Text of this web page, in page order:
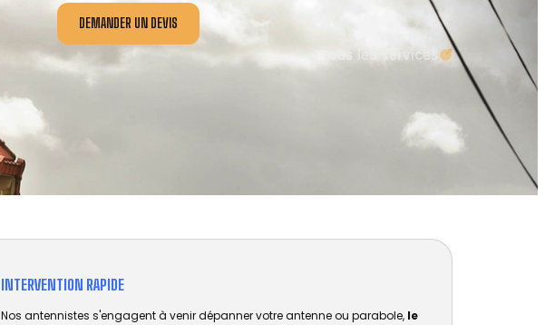
DEMANDER UN DEVIS
Tous les services
INTERVENTION RAPIDE
Nos antennistes s'engagent à venir dépanner votre antenne ou parabole, le